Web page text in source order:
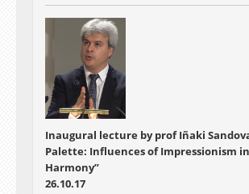
Inaugural lecture by prof Iñaki
Palette: Influences of Impressionism in
Harmony”
26.10.17